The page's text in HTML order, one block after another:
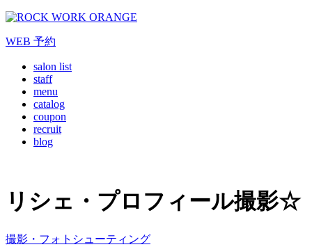
WEB 予約
salon list
staff
menu
catalog
coupon
recruit
blog
リシェ・プロフィール撮影☆
撮影・フォトシューティング